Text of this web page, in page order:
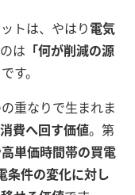
トは、やはり電気
は 「何が削減の源
す。
重なりで生まれま
費へ回す価値。第
単価時間帯の買電
条件の変化に対し